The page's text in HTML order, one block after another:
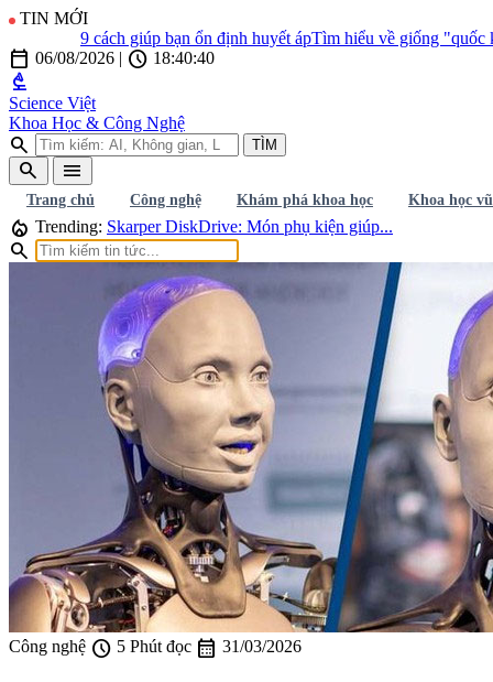
TIN MỚI
9 cách giúp bạn ổn định huyết ápTìm hiểu về giống "quốc
calendar_today 06/08/2026 | schedule 18:40:42
biotech
Science Việt
Khoa Học & Công Nghệ
search TÌM
search menu
Trang chủ Công nghệ Khám phá khoa học Khoa học
local_fire_department Trending: Skarper DiskDrive: Món phụ kiện giúp...
search
Công nghệ schedule 5 Phút đọc calendar_month 31/03/2026